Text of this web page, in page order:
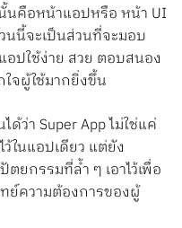
นคือหน้าแอปหรือ หน้า UI
นนี้จะเป็นส่วนที่จะมอบ
ปใช้ง่าย สวย ตอบสนอง
จผู้ใช้มากยิ่งขึ้น
ว่า Super App ไม่ใช่แค่
ในแอปเดียว แต่ยัง
ตยกรรมที่ล้ำ ๆ เอาไว้เพื่อ
ย์ความต้องการของผู้